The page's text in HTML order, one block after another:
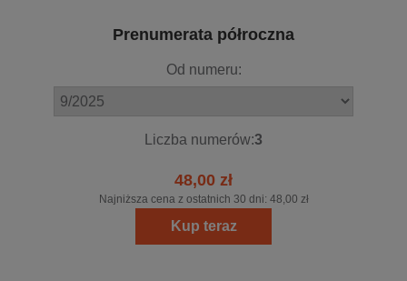
Prenumerata półroczna
Od numeru:
Liczba numerów:3
48,00 zł
Najniższa cena z ostatnich 30 dni: 48,00 zł
Kup teraz